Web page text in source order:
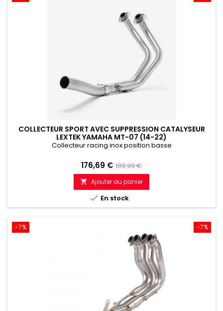
COLLECTEUR SPORT AVEC SUPPRESSION CATALYSEUR
LEXTEK YAMAHA MT-07 (14-22)
Collecteur racing inox position basse
Prix
176,69 € Prix
de
référence
189,99 €
 Ajouter au panier
 En stock
-7%
-7%